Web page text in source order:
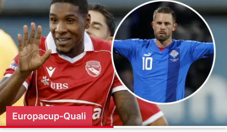
Europacup-Quali